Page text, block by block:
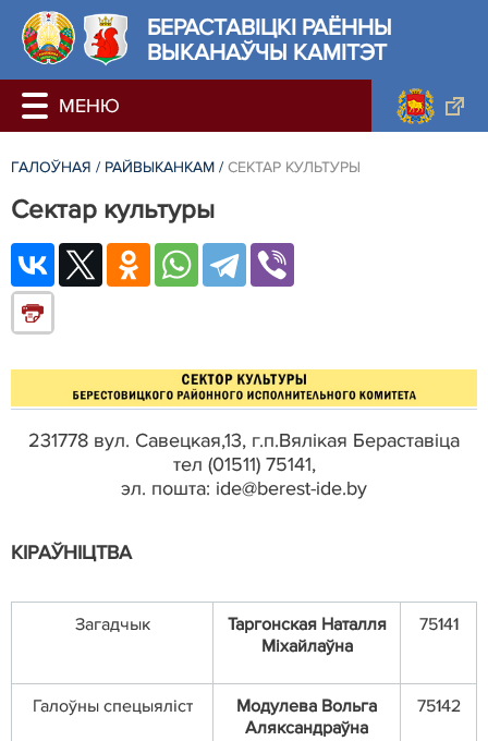
БЕРАСТАВIЦКI РАЁННЫ
ВЫКАНАЎЧЫ КАМІТЭТ
ГАЛОЎНАЯ / РАЙВЫКАНКАМ / СЕКТАР КУЛЬТУРЫ
Сектар культуры
231778 вул. Савецкая,13, г.п.Вялікая Бераставіца
тел (01511) 75141,
эл. пошта: ide@berest-ide.by
КІРАЎНІЦТВА
Загадчык
Таргонская Наталля
Міхайлаўна
75141
Галоўны спецыяліст
Модулева Вольга
Аляксандраўна
75142